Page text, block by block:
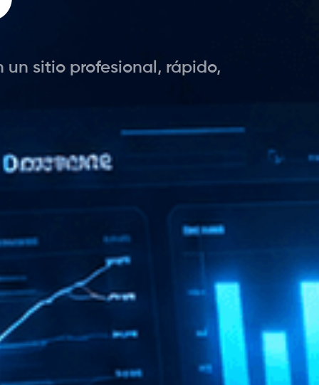
sitio profesional, rápido,